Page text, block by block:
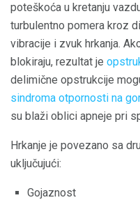
poteškoća u kretanju
turbulentno pomera kroz
vibracije i zvuk hrkanja.
blokiraju, rezultat je
delimične opstrukcije
sindroma otpornosti na
su blaži oblici apneje pri
Hrkanje je povezano sa
uključujući:
Gojaznost